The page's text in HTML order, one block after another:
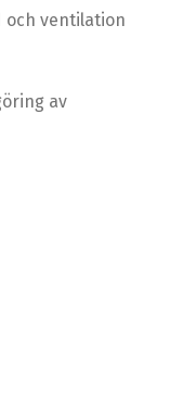
och ventilation
av